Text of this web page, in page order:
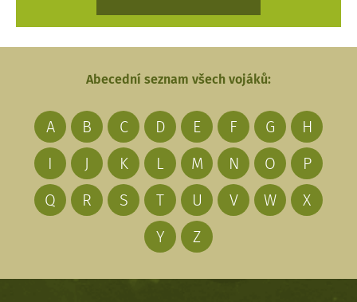
Abecední seznam všech vojáků:
A B C D E F G
H
I
J K L M N O
P
Q
R S T U V W
X
Y
Z